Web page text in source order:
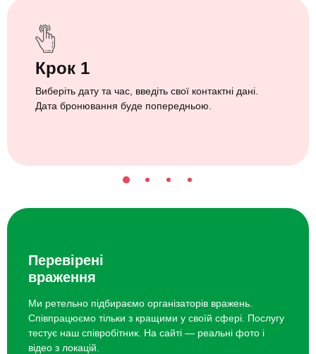
Крок 1
Виберіть дату та час, введіть свої контактні дані.
Дата бронювання буде попередньою.
Перевірені
враження
Ми ретельно підбираємо організаторів вражень.
Співпрацюємо тільки з кращими у своїй сфері. Послугу
тестує наш співробітник. На сайті — реальні фото і
відео з локацій.